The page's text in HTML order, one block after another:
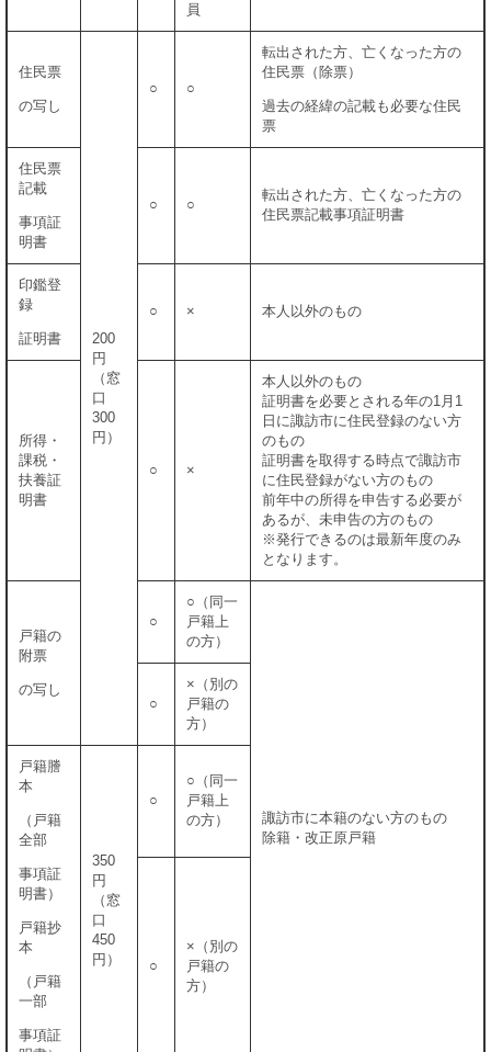
員
住民票
の写し
200
円
（窓
口
300
円）
○ ○
転出された方、亡くなった方の
住民票（除票）
過去の経緯の記載も必要な住民
票
住民票
記載
事項証
明書
○ ○
転出された方、亡くなった方の
住民票記載事項証明書
印鑑登
録
証明書
○ × 本人以外のもの
所得・
課税・
扶養証
明書
○ ×
本人以外のもの
証明書を必要とされる年の1月1
日に諏訪市に住民登録のない方
のもの
証明書を取得する時点で諏訪市
に住民登録がない方のもの
前年中の所得を申告する必要が
あるが、未申告の方のもの
※発行できるのは最新年度のみ
となります。
戸籍の
附票
の写し
○
○（同一
戸籍上
の方）
諏訪市に本籍のない方のもの
除籍・改正原戸籍
○
×（別の
戸籍の
方）
戸籍謄
本
（戸籍
全部
事項証
明書）
戸籍抄
本
（戸籍
一部
事項証
350
円
（窓
口
450
円）
○
○（同一
戸籍上
の方）
○
×（別の
戸籍の
方）